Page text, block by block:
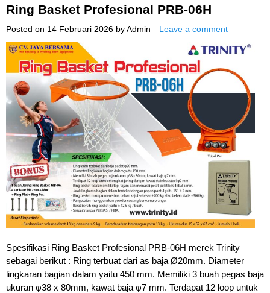
Ring Basket Profesional PRB-06H
Posted on 14 Februari 2026 by Admin Leave a comment
Spesifikasi Ring Basket Profesional PRB-06H merek Trinity
sebagai berikut : Ring terbuat dari as baja Ø20mm. Diameter
lingkaran bagian dalam yaitu 450 mm. Memiliki 3 buah pegas baja
ukuran φ38 x 80mm, kawat baja φ7 mm. Terdapat 12 loop untuk